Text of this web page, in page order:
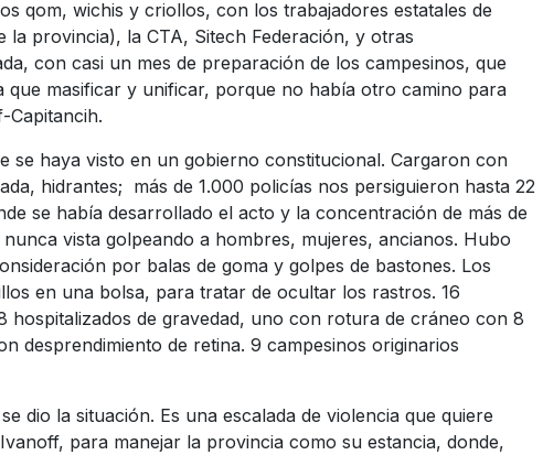
qom, wichis y criollos, con los trabajadores estatales de
la provincia), la CTA, Sitech Federación, y otras
con casi un mes de preparación de los campesinos, que
que masificar y unificar, porque no había otro camino para
se haya visto en un gobierno constitucional. Cargaron con
hidrantes; más de 1.000 policías nos persiguieron hasta 22
se había desarrollado el acto y la concentración de más de
vista golpeando a hombres, mujeres, ancianos. Hubo
por balas de goma y golpes de bastones. Los
en una bolsa, para tratar de ocultar los rastros. 16
hospitalizados de gravedad, uno con rotura de cráneo con 8
desprendimiento de retina. 9 campesinos originarios
dio la situación. Es una escalada de violencia que quiere
para manejar la provincia como su estancia, donde,